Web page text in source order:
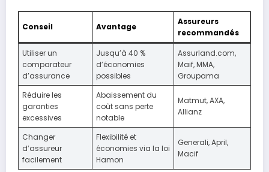
Conseil Avantage
Assureurs
recommandés
Utiliser un
comparateur
d’assurance
Jusqu’à 40 %
d’économies
possibles
Assurland.com,
Maif, MMA,
Groupama
Réduire les
garanties
excessives
Abaissement du
coût sans perte
notable
Matmut, AXA,
Allianz
Changer
d’assureur
facilement
Flexibilité et
économies via la loi
Hamon
Generali, April,
Macif